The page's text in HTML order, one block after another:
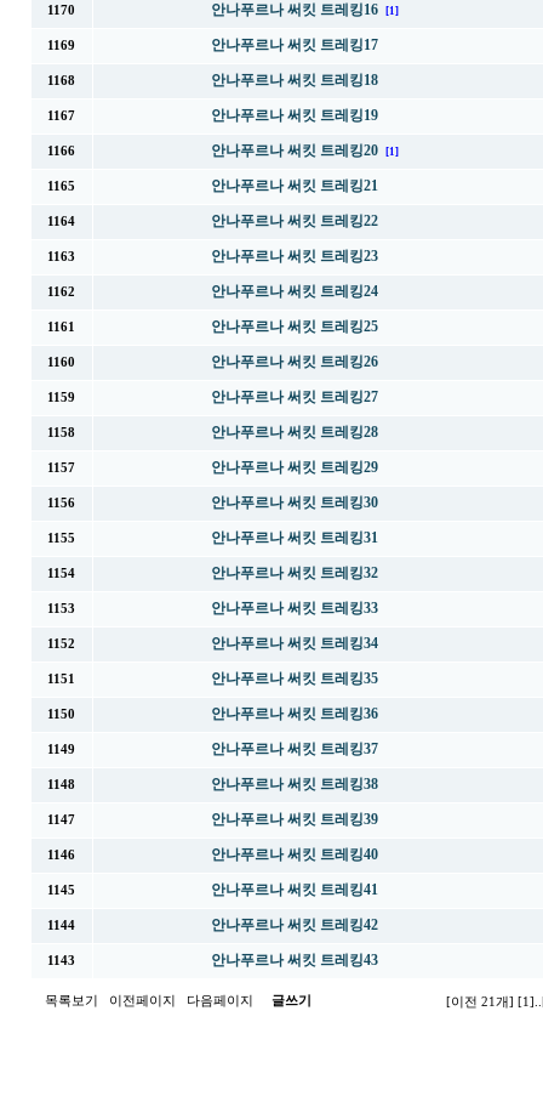
1170 안나푸르나 써킷 트레킹16 [1]
1169 안나푸르나 써킷 트레킹17
1168 안나푸르나 써킷 트레킹18
1167 안나푸르나 써킷 트레킹19
1166 안나푸르나 써킷 트레킹20 [1]
1165 안나푸르나 써킷 트레킹21
1164 안나푸르나 써킷 트레킹22
1163 안나푸르나 써킷 트레킹23
1162 안나푸르나 써킷 트레킹24
1161 안나푸르나 써킷 트레킹25
1160 안나푸르나 써킷 트레킹26
1159 안나푸르나 써킷 트레킹27
1158 안나푸르나 써킷 트레킹28
1157 안나푸르나 써킷 트레킹29
1156 안나푸르나 써킷 트레킹30
1155 안나푸르나 써킷 트레킹31
1154 안나푸르나 써킷 트레킹32
1153 안나푸르나 써킷 트레킹33
1152 안나푸르나 써킷 트레킹34
1151 안나푸르나 써킷 트레킹35
1150 안나푸르나 써킷 트레킹36
1149 안나푸르나 써킷 트레킹37
1148 안나푸르나 써킷 트레킹38
1147 안나푸르나 써킷 트레킹39
1146 안나푸르나 써킷 트레킹40
1145 안나푸르나 써킷 트레킹41
1144 안나푸르나 써킷 트레킹42
1143 안나푸르나 써킷 트레킹43
목록보기 이전페이지 다음페이지 글쓰기 [이전 21개] [1]